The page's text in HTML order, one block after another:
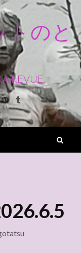
トのと
REVUE
Pinterest
Tumblr